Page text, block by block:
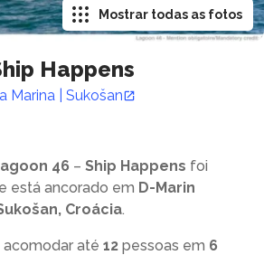
Happens
Marina | Sukošan
Mostrar todas as fotos
46 – Ship Happens foi
e está ancorado em D-Marin
Croácia.
até 12 pessoas em 6